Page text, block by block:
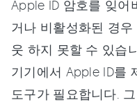
Apple ID 암호를 잊어
거나 비활성화된 경
웃 하지 못할 수 있습
기기에서 Apple ID를
도구가 필요합니다.